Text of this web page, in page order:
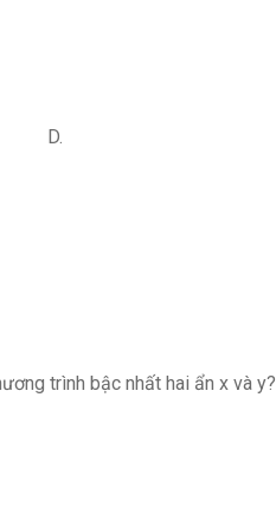
trình bậc nhất hai ẩn x và y?